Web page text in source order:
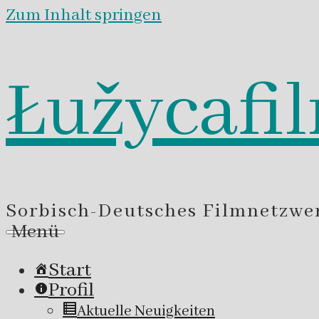
Zum Inhalt springen
Sorbisch-Deutsches
Menü
Start
Profil
Aktuelle Neuigkeiten